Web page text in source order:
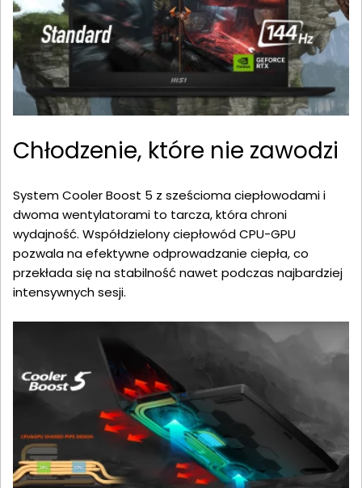
Chłodzenie, które nie zawodzi
System Cooler Boost 5 z sześcioma ciepłowodami i
dwoma wentylatorami to tarcza, która chroni
wydajność. Współdzielony ciepłowód CPU-GPU
pozwala na efektywne odprowadzanie ciepła, co
przekłada się na stabilność nawet podczas najbardziej
intensywnych sesji.